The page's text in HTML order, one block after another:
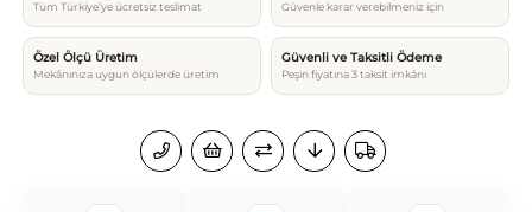
Tüm Türkiye’ye ücretsiz teslimat Güvenle karar verebilmeniz için
Özel Ölçü Üretim
Mekânınıza uygun ölçülerde üretim
Güvenli ve Taksitli Ödeme
Peşin fiyatına 3 taksit imkânı